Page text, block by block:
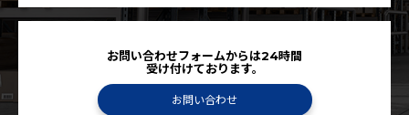
お問い合わせフォームからは24時間
受け付けております。
お問い合わせ